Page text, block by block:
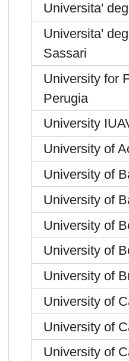
Universita'
Universita'
Sassari
University for
Perugia
University
University of
University of
University of
University of
University of
University of
University of
University of
University of